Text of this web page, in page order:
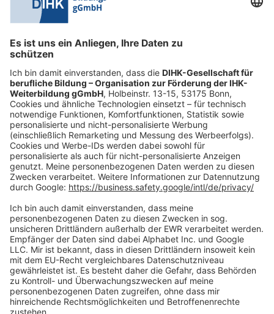
0228 6205 205
Fr.:
09:00-14:00 Uhr
shop@dihk-bildung.shop
Vertrag widerrufen
Zahlungsarten
Social Media
Oft Gesucht